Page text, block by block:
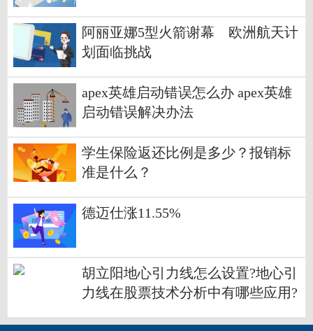
阿丽亚娜5型火箭谢幕 欧洲航天计
划面临挑战
apex英雄启动错误怎么办 apex英雄
启动错误解决办法
学生保险返还比例是多少？报销标
准是什么？
德迈仕涨11.55%
胡立阳地心引力线怎么设置?地心引
力线在股票技术分析中有哪些应用?